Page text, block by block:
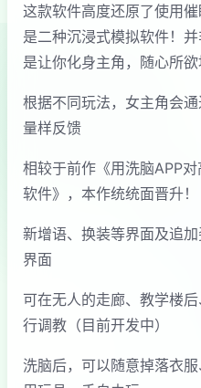
这款软件高度还原了使用
是二种沉浸式模拟软件！
是让你化身主角，随心所欲
根据不同玩法，女主角会
量样反馈
相较于前作《用洗脑APP
软件》，本作统统面晋升！
新增语、换装等界面及追
界面
可在无人的走廊、教学楼
行调教（目前开发中）
洗脑后，可以随意掉落衣